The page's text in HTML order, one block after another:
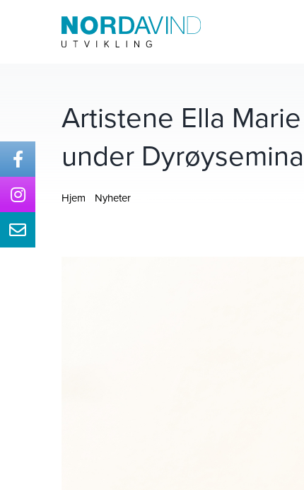
Artistene Ella
under
Hjem Nyheter